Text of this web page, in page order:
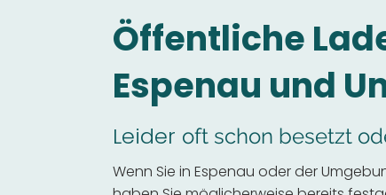
Öffentliche
Espenau und
Leider oft schon besetzt
Wenn Sie in Espenau oder der